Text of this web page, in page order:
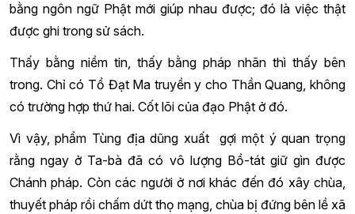
bằng ngôn ngữ Phật mới giúp nhau được; đó là việc thật
được ghi trong sử sách.
Thấy bằng niềm tin, thấy bằng pháp nhãn thì thấy bên
trong. Chỉ có Tổ Đạt Ma truyền y cho Thần Quang, không
có trường hợp thứ hai. Cốt lõi của đạo Phật ở đó.
Vì vậy, phẩm Tùng địa dũng xuất gợi một ý quan trọng
rằng ngay ở Ta-bà đã có vô lượng Bồ-tát giữ gìn được
Chánh pháp. Còn các người ở nơi khác đến đó xây chùa,
thuyết pháp rồi chấm dứt thọ mạng, chùa bị đứng bên lề xã